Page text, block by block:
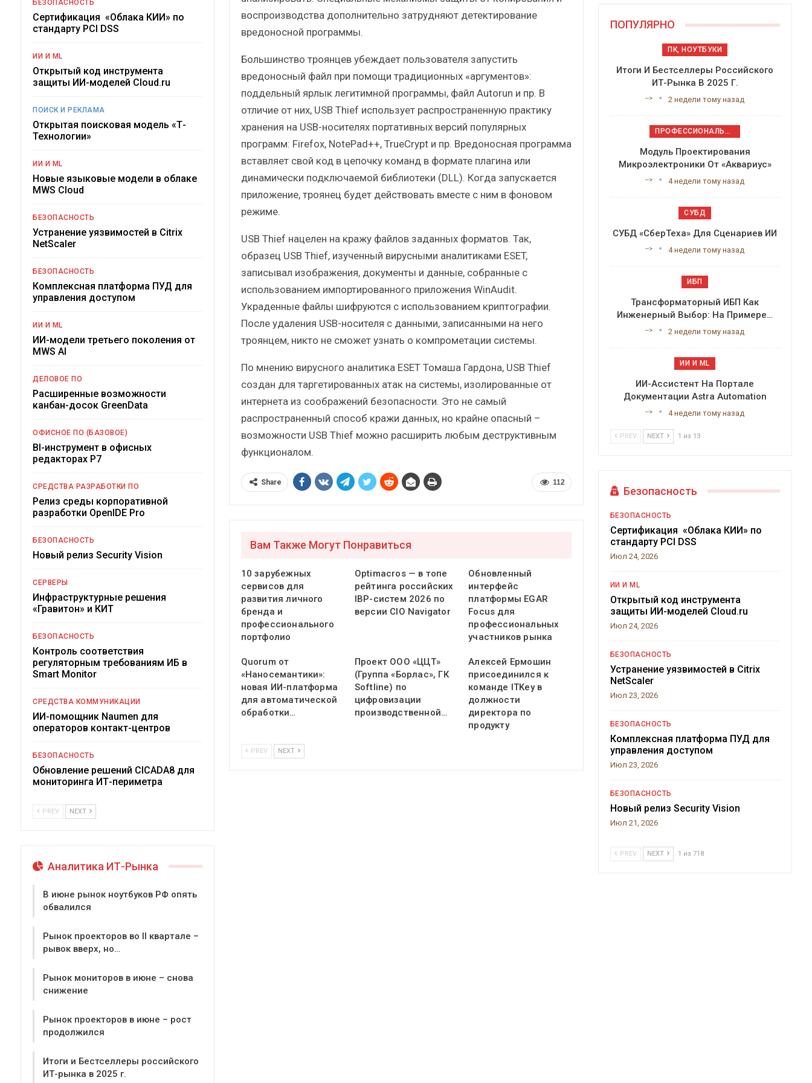
воспроизводства дополнительно затрудняют детектирование
вредоносной программы.
Большинство троянцев убеждает пользователя запустить
вредоносный файл при помощи традиционных «аргументов»:
поддельный ярлык легитимной программы, файл Autorun и пр. В
отличие от них, USB Thief использует распространенную практику
хранения на USB-носителях портативных версий популярных
программ: Firefox, NotePad++, TrueCrypt и пр. Вредоносная программа
вставляет свой код в цепочку команд в формате плагина или
динамически подключаемой библиотеки (DLL). Когда запускается
приложение, троянец будет действовать вместе с ним в фоновом
режиме.
USB Thief нацелен на кражу файлов заданных форматов. Так,
образец USB Thief, изученный вирусными аналитиками ESET,
записывал изображения, документы и данные, собранные с
использованием импортированного приложения WinAudit.
Украденные файлы шифруются с использованием криптографии.
После удаления USB-носителя с данными, записанными на него
троянцем, никто не сможет узнать о компрометации системы.
По мнению вирусного аналитика ESET Томаша Гардона, USB Thief
создан для таргетированных атак на системы, изолированные от
интернета из соображений безопасности. Это не самый
распространенный способ кражи данных, но крайне опасный –
возможности USB Thief можно расширить любым деструктивным
функционалом.
112
Share
Вам Также Могут Понравиться
10 зарубежных
сервисов для
развития личного
бренда и
профессионального
портфолио
Optimacros — в топе
рейтинга российских
IBP-систем 2026 по
версии CIO Navigator
Обновленный
интерфейс
платформы EGAR
Focus для
профессиональных
участников рынка
Quorum от
«Наносемантики»:
новая ИИ-платформа
для автоматической
обработки…
Проект ООО «ЦЦТ»
(Группа «Борлас», ГК
Softline) по
цифровизации
производственной…
Алексей Ермошин
присоединился к
команде ITKey в
должности
директора по
продукту
PREV NEXT
БЕЗОПАСНОСТЬ
Сертификация «Облака КИИ» по
стандарту PCI DSS
ИИ И ML
Открытый код инструмента
защиты ИИ-моделей Cloud.ru
ПОИСК И РЕКЛАМА
Открытая поисковая модель «Т-
Технологии»
ИИ И ML
Новые языковые модели в облаке
MWS Cloud
БЕЗОПАСНОСТЬ
Устранение уязвимостей в Citrix
NetScaler
БЕЗОПАСНОСТЬ
Комплексная платформа ПУД для
управления доступом
ИИ И ML
ИИ-модели третьего поколения от
MWS AI
ДЕЛОВОЕ ПО
Расширенные возможности
канбан-досок GreenData
ОФИСНОЕ ПО (БАЗОВОЕ)
BI-инструмент в офисных
редакторах Р7
СРЕДСТВА РАЗРАБОТКИ ПО
Релиз среды корпоративной
разработки OpenIDE Pro
БЕЗОПАСНОСТЬ
Новый релиз Security Vision
СЕРВЕРЫ
Инфраструктурные решения
«Гравитон» и КИТ
БЕЗОПАСНОСТЬ
Контроль соответствия
регуляторным требованиям ИБ в
Smart Monitor
СРЕДСТВА КОММУНИКАЦИИ
ИИ-помощник Naumen для
операторов контакт-центров
БЕЗОПАСНОСТЬ
Обновление решений CICADA8 для
мониторинга ИТ-периметра
PREV NEXT
Аналитика ИТ-Рынка
В июне рынок ноутбуков РФ опять
обвалился
Рынок проекторов во II квартале –
рывок вверх, но…
Рынок мониторов в июне – снова
снижение
Рынок проекторов в июне – рост
продолжился
Итоги и Бестселлеры российского
ИТ-рынка в 2025 г.
ПОПУЛЯРНО
ПК, НОУТБУКИ
Итоги И Бестселлеры Российского
ИТ-Рынка В 2025 Г.
--> 2 недели тому назад
ПРОФЕССИОНАЛЬНОЕ ПРИКЛАДНОЕ ПО
Модуль Проектирования
Микроэлектроники От «Аквариус»
--> 4 недели тому назад
СУБД
СУБД «СберТеха» Для Сценариев ИИ
--> 4 недели тому назад
ИБП
Трансформаторный ИБП Как
Инженерный Выбор: На Примере…
--> 2 недели тому назад
ИИ И ML
ИИ-Ассистент На Портале
Документации Astra Automation
--> 4 недели тому назад
PREV NEXT 1 из 13
Безопасность
БЕЗОПАСНОСТЬ
Сертификация «Облака КИИ» по
стандарту PCI DSS
Июл 24, 2026
ИИ И ML
Открытый код инструмента
защиты ИИ-моделей Cloud.ru
Июл 24, 2026
БЕЗОПАСНОСТЬ
Устранение уязвимостей в Citrix
NetScaler
Июл 23, 2026
БЕЗОПАСНОСТЬ
Комплексная платформа ПУД для
управления доступом
Июл 23, 2026
БЕЗОПАСНОСТЬ
Новый релиз Security Vision
Июл 21, 2026
PREV NEXT 1 из 718